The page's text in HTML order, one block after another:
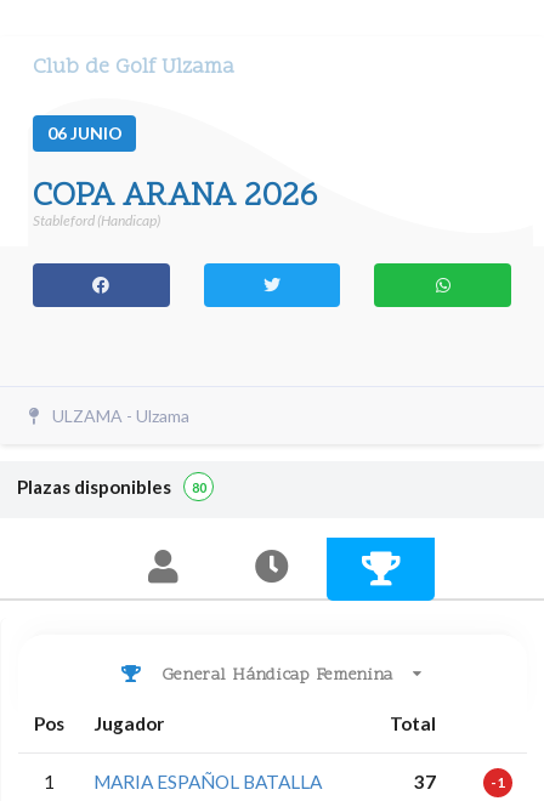
Club de Golf Ulzama
06JUNIO
COPA ARANA 2026
Stableford (Handicap)
ULZAMA - Ulzama
Plazas disponibles 80
General Hándicap Femenina
Pos Jugador Total
1 MARIA ESPAÑOL BATALLA 37 -1